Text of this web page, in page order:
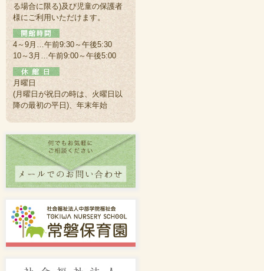
る場合に限る)及び児童の保護者
様にご利用いただけます。
4～9月…午前9:30～午後5:30
10～3月…午前9:00～午後5:00
月曜日
(月曜日が祝日の時は、火曜日以
降の最初の平日)、年末年始